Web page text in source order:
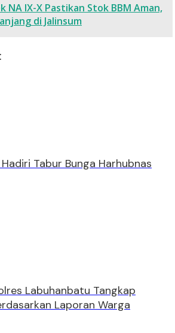
NA IX-X Pastikan Stok BBM Aman,
di Jalinsum
Hadiri Tabur Bunga Harhubnas
Labuhanbatu Tangkap
Laporan Warga